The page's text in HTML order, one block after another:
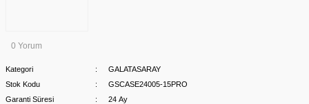
0 Yorum
Kategori
GALATASARAY
Stok Kodu
GSCASE24005-15PRO
Garanti Süresi
24 Ay